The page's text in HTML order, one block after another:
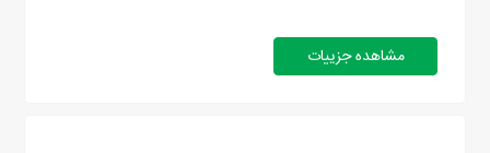
مشاهده جزییات